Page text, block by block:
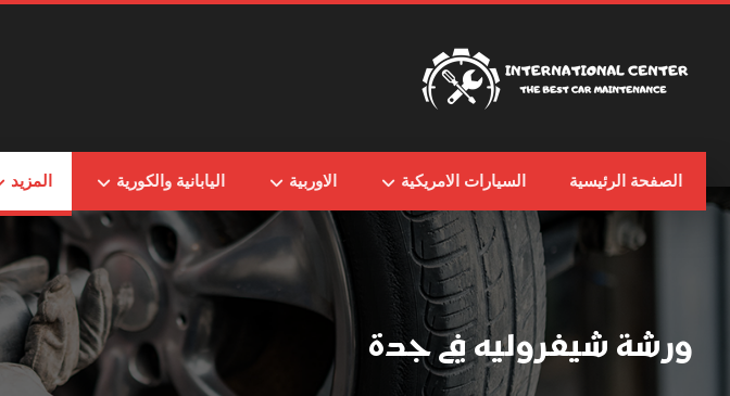
الصفحة الرئيسية السيارات الامريكية الاوربية اليابانية والكورية المزيد
ورشة شيفروليه في جدة